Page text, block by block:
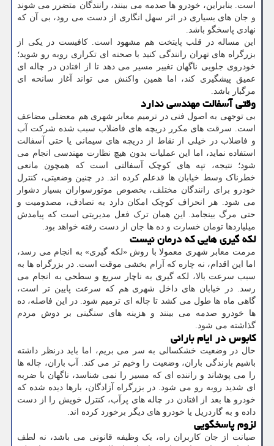
است. بنابراین، خودرو ها صدمه می بینند، رانندگان متضرر می شوند
و جان های بسیاری در اثر سهل انگاری از دست می رود، بی آن که
نهادی پاسخگو باشد.
این مساله در قلب پایتخت هم مشهود است. کافیست در یکی از
بزرگراه های تهران رانندگی کنید با صحنه ای تکراری روبه رو شوید؛
خودروی جلویی ناگهان تغییر مسیر می دهد تا از افتادن در چاله ای
عمیق پیشگیری کند، اما همین واکنش می تواند آغاز سانحه ای
مرگبار باشد.
وقتی آسفالت مهندسی ندارد
بی توجهی به اصول فنی در ترمیم معابر شهری هم معضلی مضاعف
است. سرقت های مکرر دریچه های فاضلاب سبب شده شرکت آب
و فاضلاب در خیلی از نقاط از دریچه های سیمانی یا حتی آسفالت
استفاده نماید، اما این عملیات بدون هیچ نظارت مهندسی انجام می
شود؛ نتیجه، تپه های کوچک آسفالتی است که همچون مانعی
خطرناک وسط خیابان ها قدعلم کرده اند. در چنین وضعیتی، کنترل
خودرو برای رانندگان مختلف، بخصوص موتورسواران بسیار دشوار
می شود. هر انحراف کوچک امکان دارد به تصادف، مصدومیت و
حتی مرگ بینجامد. این همان ترک فعل مدیریتی است که پیامدش
میلیاردها تومان خسارت و ده ها جان از دست رفته خواهد بود.
لکه گیری هایی که درمان نیست
مرمت معابر شهری معمولا با روش «لکه گیری» به انجام می رسد،
اما این اقدام، نه چاره که آرام بخشی موقت است. در بزرگراه ها به
سبب سرعت بالا، لکه گیری به ناچار سریع و سطحی به انجام می
رسد. در خیابان های داخل شهری هم که سرعت پایین تر است،
گاهی ماه ها طول می کشد تا چاله ای ترمیم شود. در این فاصله، ده
ها خودرو صدمه می بینند و هزینه های سنگینی بر دوش مردم
گذاشته می شود.
کابوس در ایام بارانی
حال در وضعیت خشکسالی به سر می بریم، اما باید درنظر داشته
باشیم بارندگی باران، وضعیت را وخیم تر می کند. آب باران، چاله ها
را می پوشاند و راننده ای که مسیر را نمی شناسد، ناگهان با ضربه
ای شدید روبه رو می شود. در بزرگراه آزادگان، بارها دیده شده که
خودرو ها بعد از افتادن در چاله های پرآب، کنترل خویش را از دست
داده و به گاردریل یا خودرو های دیگر برخورد کرده اند.
لزوم پاسخگویی
صیانت از جان کاربران راه، یک وظیفه قانونی می باشد، نه لطف